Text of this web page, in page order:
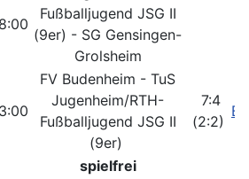
Fußballjugend JSG II
(9er) - SG Gensingen-
Grolsheim
FV Budenheim - TuS
Jugenheim/RTH-
Fußballjugend JSG II
(9er)
7:4
(2:2)
spielfrei